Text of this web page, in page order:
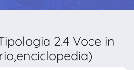
2.4 Voce in